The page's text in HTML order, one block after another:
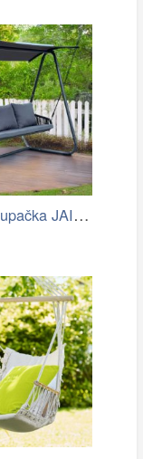
Zahradní houpačka JAIRA Tempo Kondela